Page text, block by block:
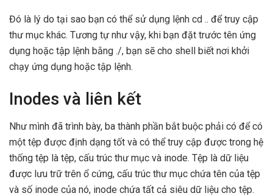
Đó là lý do tại sao bạn có thể sử dụng lệnh cd .. để truy cập
thư mục khác. Tương tự như vậy, khi bạn đặt trước tên ứng
dụng hoặc tập lệnh bằng ./, bạn sẽ cho shell biết nơi khởi
chạy ứng dụng hoặc tập lệnh.
Inodes và liên kết
Như mình đã trình bày, ba thành phần bắt buộc phải có để có
một tệp được định dạng tốt và có thể truy cập được trong hệ
thống tệp là tệp, cấu trúc thư mục và inode. Tệp là dữ liệu
được lưu trữ trên ổ cứng, cấu trúc thư mục chứa tên của tệp
và số inode của nó, inode chứa tất cả siêu dữ liệu cho tệp.